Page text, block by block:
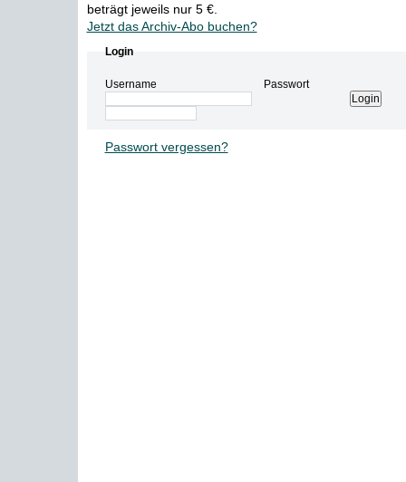
beträgt jeweils nur 5 €.
Jetzt das Archiv-Abo buchen?
Login
Username Passwort
Passwort vergessen?